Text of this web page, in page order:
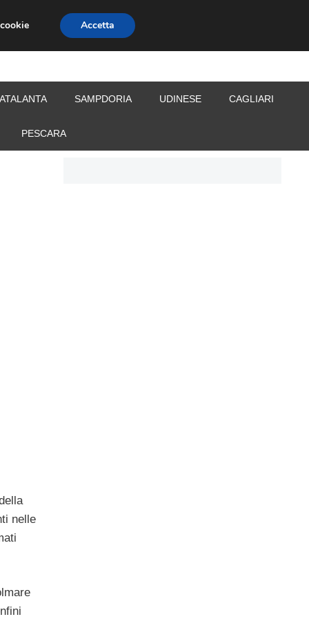
CALCIOMERCATO
ATALANTA SAMPDORIA UDINESE CAGLIARI
PESCARA
nelle
Accetta